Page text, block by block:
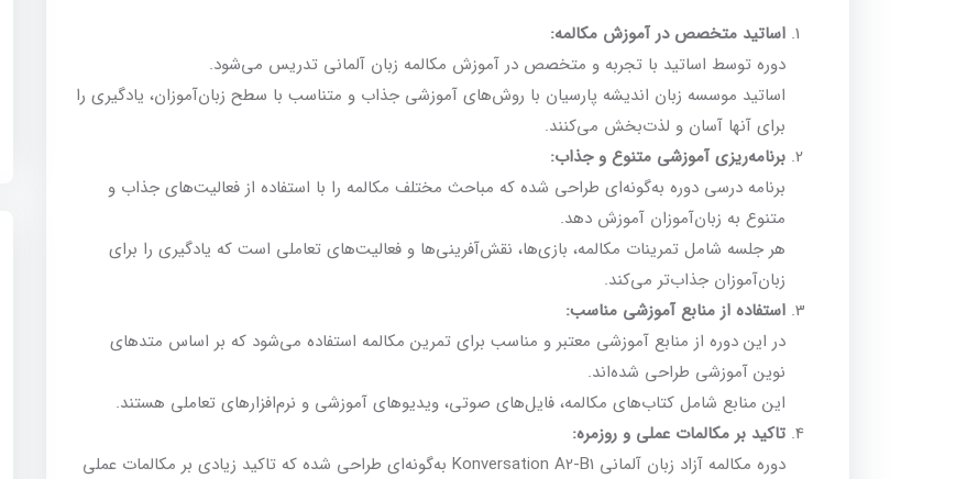
اساتید متخصص در آموزش مکالمه:
دوره توسط اساتید با تجربه و متخصص در آموزش مکالمه زبان آلمانی تدریس می‌شود.
اساتید موسسه زبان اندیشه پارسیان با روش‌های آموزشی جذاب و متناسب با سطح زبان‌آموزان، یادگیری را
برای آنها آسان و لذت‌بخش می‌کنند.
برنامه‌ریزی آموزشی متنوع و جذاب:
برنامه درسی دوره به‌گونه‌ای طراحی شده که مباحث مختلف مکالمه را با استفاده از فعالیت‌های جذاب و
متنوع به زبان‌آموزان آموزش دهد.
هر جلسه شامل تمرینات مکالمه، بازی‌ها، نقش‌آفرینی‌ها و فعالیت‌های تعاملی است که یادگیری را برای
زبان‌آموزان جذاب‌تر می‌کند.
استفاده از منابع آموزشی مناسب:
در این دوره از منابع آموزشی معتبر و مناسب برای تمرین مکالمه استفاده می‌شود که بر اساس متدهای
نوین آموزشی طراحی شده‌اند.
این منابع شامل کتاب‌های مکالمه، فایل‌های صوتی، ویدیوهای آموزشی و نرم‌افزارهای تعاملی هستند.
تاکید بر مکالمات عملی و روزمره:
دوره مکالمه آزاد زبان آلمانی Konversation A2-B1 به‌گونه‌ای طراحی شده که تاکید زیادی بر مکالمات عملی